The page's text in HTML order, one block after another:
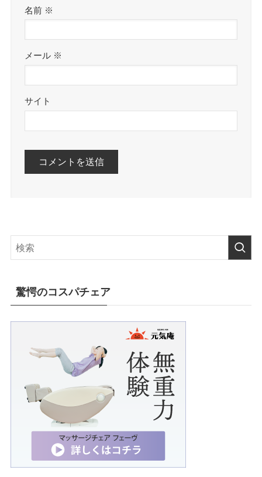
名前 ※
メール ※
サイト
驚愕のコスパチェア